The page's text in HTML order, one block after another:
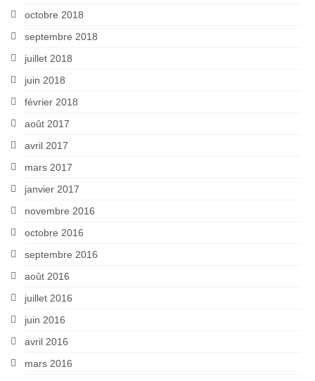
octobre 2018
septembre 2018
juillet 2018
juin 2018
février 2018
août 2017
avril 2017
mars 2017
janvier 2017
novembre 2016
octobre 2016
septembre 2016
août 2016
juillet 2016
juin 2016
avril 2016
mars 2016